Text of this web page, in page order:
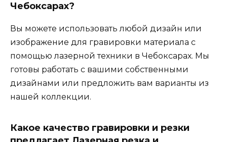
Чебоксарах?
Вы можете использовать любой дизайн или
изображение для гравировки материала с
помощью лазерной техники в Чебоксарах. Мы
готовы работать с вашими собственными
дизайнами или предложить вам варианты из
нашей коллекции.
Какое качество гравировки и резки